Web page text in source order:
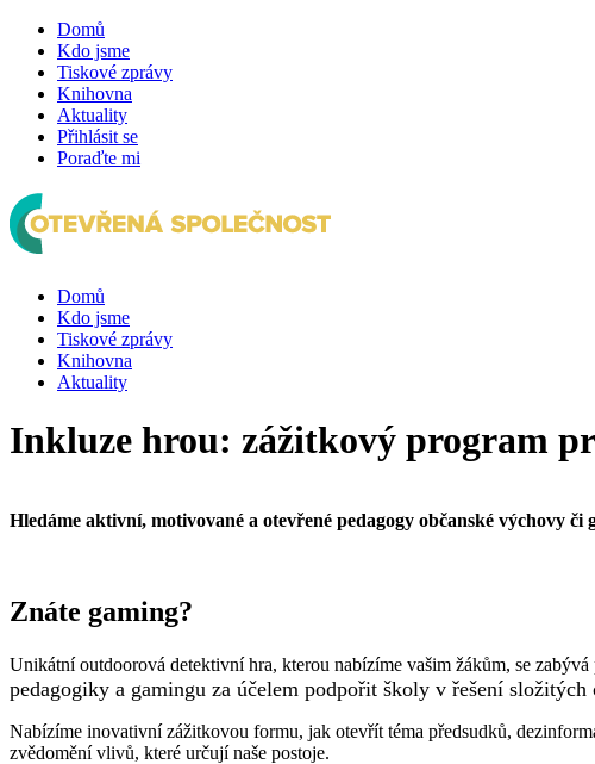
Domů
Kdo jsme
Tiskové zprávy
Knihovna
Aktuality
Přihlásit se
Poraďte mi
Domů
Kdo jsme
Tiskové zprávy
Knihovna
Aktuality
Inkluze hrou: zážitkový program
Hledáme aktivní, motivované a otevřené pedagogy občanské výchovy
Znáte gaming?
Unikátní outdoorová detektivní hra, kterou nabízíme vašim žákům, se
pedagogiky a gamingu za účelem podpořit školy v řešení složitých
Nabízíme inovativní zážitkovou formu, jak otevřít téma předsudků,
zvědomění vlivů, které určují naše postoje.